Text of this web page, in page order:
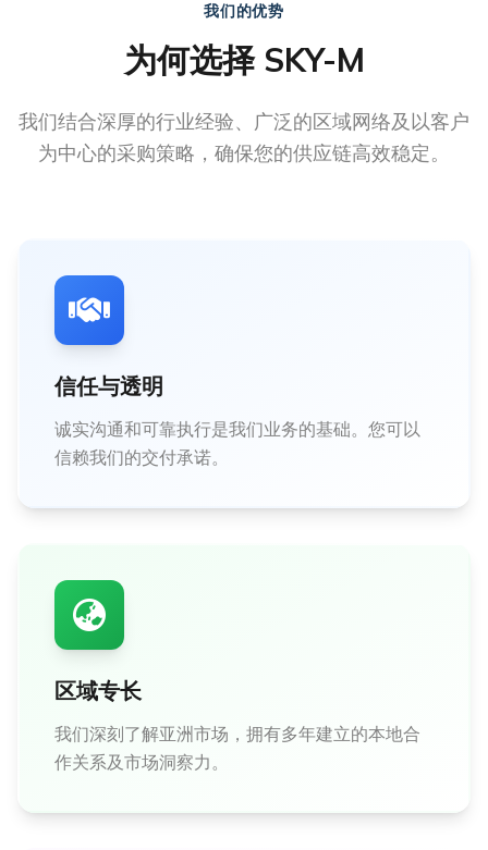
我们的优势
为何选择 SKY-M
我们结合深厚的行业经验、广泛的区域网络及以客户
为中心的采购策略，确保您的供应链高效稳定。
信任与透明
诚实沟通和可靠执行是我们业务的基础。您可以
信赖我们的交付承诺。
区域专长
我们深刻了解亚洲市场，拥有多年建立的本地合
作关系及市场洞察力。